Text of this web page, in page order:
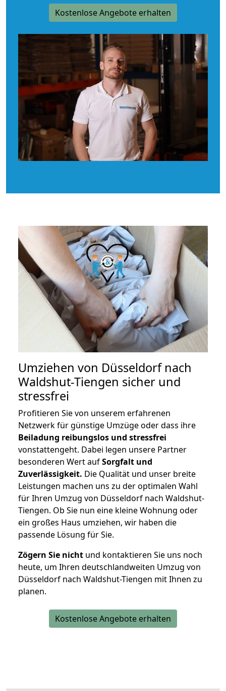
Kostenlose Angebote erhalten
Umziehen von Düsseldorf nach
Waldshut-Tiengen sicher und
stressfrei
Profitieren Sie von unserem erfahrenen
Netzwerk für günstige Umzüge oder dass ihre
Beiladung reibungslos und stressfrei
vonstattengeht. Dabei legen unsere Partner
besonderen Wert aufSorgfalt und
Zuverlässigkeit. Die Qualität und unser breite
Leistungen machen uns zu der optimalen Wahl
für Ihren Umzug von Düsseldorf nach Waldshut-
Tiengen. Ob Sie nun eine kleine Wohnung oder
ein großes Haus umziehen, wir haben die
passende Lösung für Sie.
Zögern Sie nicht und kontaktieren Sie uns noch
heute, um Ihren deutschlandweiten Umzug von
Düsseldorf nach Waldshut-Tiengen mit Ihnen zu
planen.
Kostenlose Angebote erhalten